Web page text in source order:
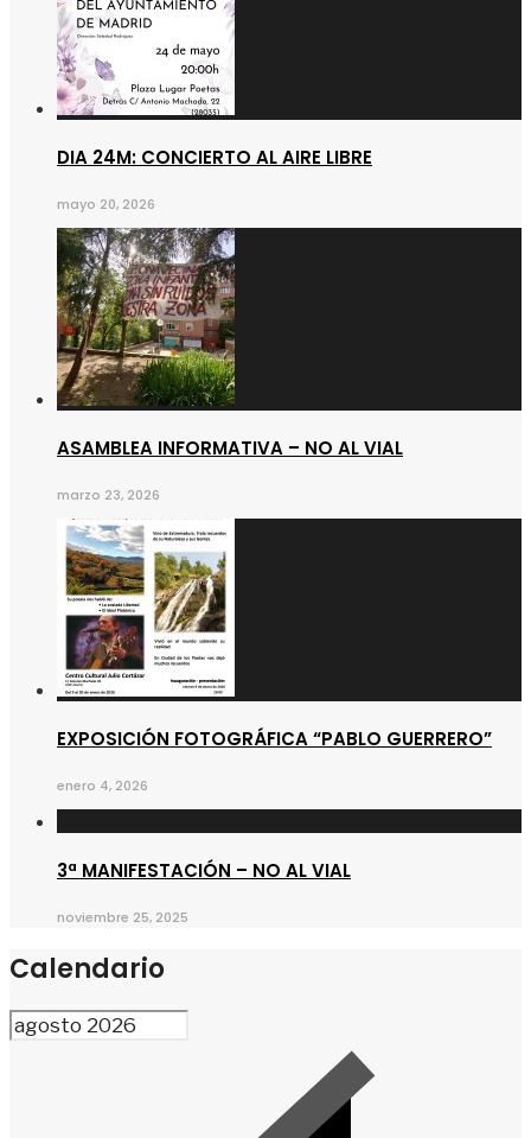
DIA 24M: CONCIERTO AL AIRE LIBRE
mayo 20, 2026
ASAMBLEA INFORMATIVA – NO AL VIAL
marzo 23, 2026
EXPOSICIÓN FOTOGRÁFICA “PABLO GUERRERO”
enero 4, 2026
3ª MANIFESTACIÓN – NO AL VIAL
noviembre 25, 2025
Calendario